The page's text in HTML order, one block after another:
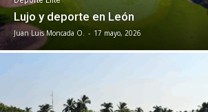
Lujo y deporte en León
Juan Luis Moncada O. - 17 mayo, 2026